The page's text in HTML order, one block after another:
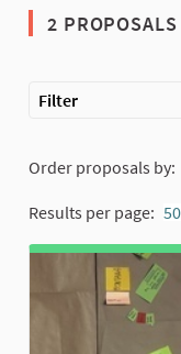
2 PROPOSALS
Filter
Order proposals by:
Results per page: 50